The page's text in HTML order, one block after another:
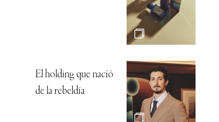
El holding que nació
de la rebeldía